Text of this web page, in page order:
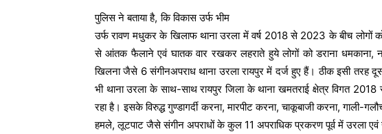
पुलिस ने बताया है, कि विकास उर्फ भीम
उर्फ रावण मधुकर के खिलाफ थाना उरला में वर्ष 2018 से 2023 के बीच लोगों को
से आंतक फैलाने एवं घातक वार रखकर लहराते हुये लोगों को डराना
खिलना जैसे 6 संगीनअपराध थाना उरला रायपुर में दर्ज हुए हैं। ठीक इसी
भी थाना उरला के साथ-साथ रायपुर जिला के थाना खमतराई क्षेत्र विगत
रहा है। इसके विरुद्ध गुण्डागर्दी करना, मारपीट करना, चाकूबाजी करना, गाली-
हमले, लूटपाट जैसे संगीन अपराधों के कुल 11 अपराधिक प्रकरण पूर्व में उरला एवं